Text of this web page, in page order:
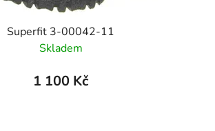
Superfit 3-00042-11
Skladem
1 100 Kč